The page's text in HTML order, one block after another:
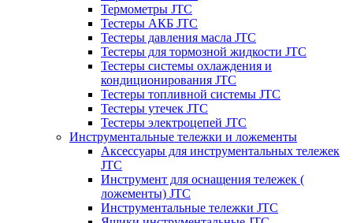
Термометры JTC
Тестеры АКБ JTC
Тестеры давления масла JTC
Тестеры для тормозной жидкости JTC
Тестеры системы охлаждения и
кондиционирования JTC
Тестеры топливной системы JTC
Тестеры утечек JTC
Тестеры электроцепей JTC
Инструментальные тележки и ложементы
Аксессуары для инструментальных тележек
JTC
Инструмент для оснащения тележек (
ложементы) JTC
Инструментальные тележки JTC